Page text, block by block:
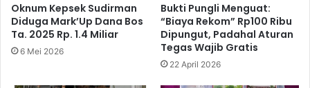
Oknum Kepsek Sudirman
Diduga Mark’Up Dana Bos
Ta. 2025 Rp. 1.4 Miliar
6 Mei 2026
Bukti Pungli Menguat:
“Biaya Rekom” Rp100 Ribu
Dipungut, Padahal Aturan
Tegas Wajib Gratis
22 April 2026